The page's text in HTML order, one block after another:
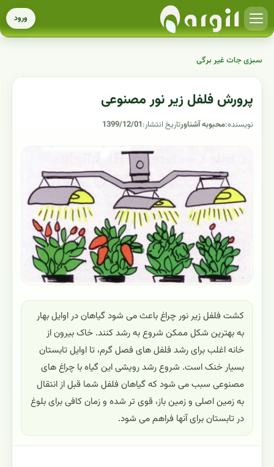
ورود
سبزی جات غیر برگی
پرورش فلفل زیر نور مصنوعی
نویسنده:محبوبه آشناورتاریخ انتشار:1399/12/01
کشت فلفل زیر نور چراغ باعث می شود گیاهان در اوایل بهار
به بهترین شکل ممکن شروع به رشد کنند. خاک بیرون از
خانه اغلب برای رشد فلفل های فصل گرم، تا اوایل تابستان
بسیار خنک است. شروع رشد رویشی این گیاه با چراغ های
مصنوعی سبب می شود که گیاهان فلفل شما قبل از انتقال
به زمین اصلی و زمین باز، قوی تر شده و زمان کافی برای بلوغ
در تابستان برای آنها فراهم می شود.